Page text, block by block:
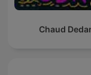
Chaud